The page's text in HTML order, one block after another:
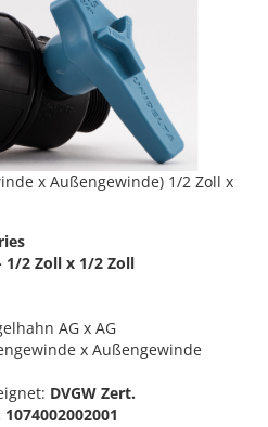
x Außengewinde) 1/2 Zoll x
1/2 Zoll x 1/2 Zoll
AG x AG
x Außengewinde
DVGW Zert.